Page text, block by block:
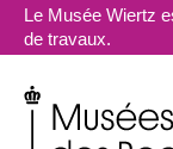
Le Musée Wiertz
de travaux.